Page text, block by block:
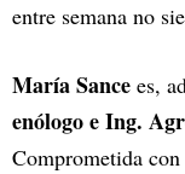
entre semana no
María Sance es,
enólogo e Ing.
Comprometida